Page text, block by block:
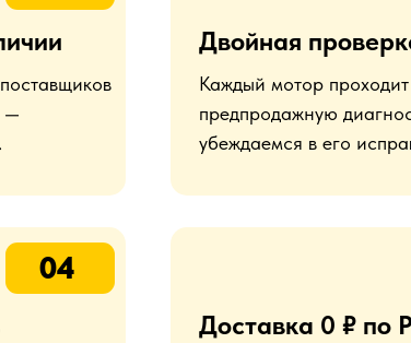
—
Каждый мотор
предпродажную
убеждаемся в его
Двойная
04
Доставка 0 ₽ по